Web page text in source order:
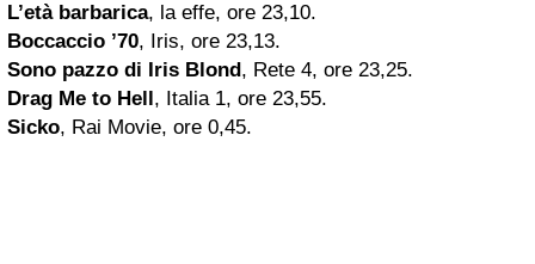
L’età barbarica, la effe, ore 23,10.
Boccaccio ’70, Iris, ore 23,13.
Sono pazzo di Iris Blond, Rete 4, ore 23,25.
Drag Me to Hell, Italia 1, ore 23,55.
Sicko, Rai Movie, ore 0,45.